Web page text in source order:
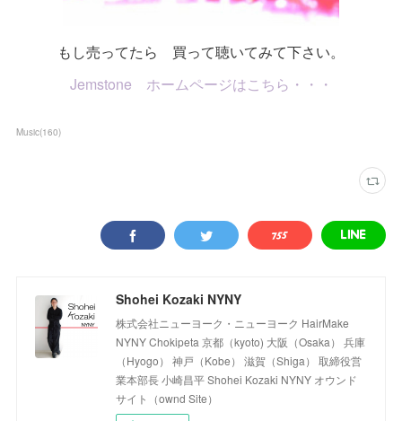
もし売ってたら 買って聴いてみて下さい。
Jemstone ホームページはこちら・・・
Music(160)
Shohei Kozaki NYNY
株式会社ニューヨーク・ニューヨーク HairMake
NYNY Chokipeta 京都（kyoto) 大阪（Osaka） 兵庫
（Hyogo） 神戸（Kobe） 滋賀（Shiga） 取締役営
業本部長 小崎昌平 Shohei Kozaki NYNY オウンド
サイト（ownd Site）